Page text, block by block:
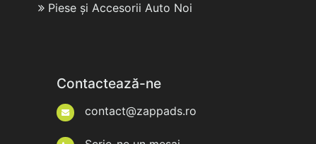
Piese și Accesorii Auto Noi
Contactează-ne
contact@zappads.ro